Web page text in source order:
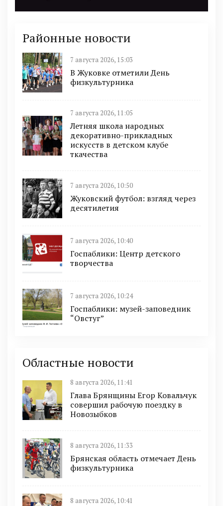
Районные новости
7 августа 2026, 15:03
В Жуковке отметили День
физкультурника
7 августа 2026, 11:05
Летняя школа народных
декоративно-прикладных
искусств в детском клубе
ткачества
7 августа 2026, 10:50
Жуковский футбол: взгляд через
десятилетия
7 августа 2026, 10:40
Госпаблики: Центр детского
творчества
7 августа 2026, 10:24
Госпаблики: музей-заповедник
“Овстуг”
Областные новости
8 августа 2026, 11:41
Глава Брянщины Егор Ковальчук
совершил рабочую поездку в
Новозыбков
8 августа 2026, 11:33
Брянская область отмечает День
физкультурника
8 августа 2026, 10:41